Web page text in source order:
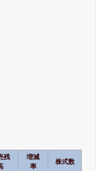
残
増減
率
株式数